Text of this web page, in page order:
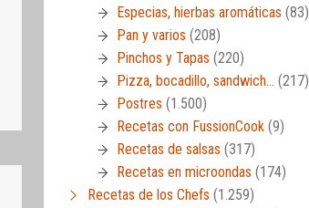
Especias, hierbas aromáticas (83)
Pan y varios (208)
Pinchos y Tapas (220)
Pizza, bocadillo, sandwich… (217)
Postres (1.500)
Recetas con FussionCook (9)
Recetas de salsas (317)
Recetas en microondas (174)
Recetas de los Chefs (1.259)